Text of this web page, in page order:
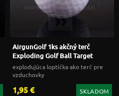
AirgunGolf 1ks akčný terč
Exploding Golf Ball Target
explodujúca loptička ako terč pre
vzduchovky
1,95 € SKLADOM